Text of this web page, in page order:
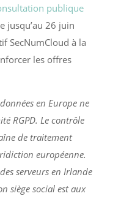
publique
jusqu’au 26 juin
SecNumCloud à la
les offres
en Europe ne
RGPD. Le contrôle
de traitement
européenne.
serveurs en Irlande
siège social est aux